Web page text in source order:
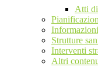
Atti
Strutture
Interventi
Altri